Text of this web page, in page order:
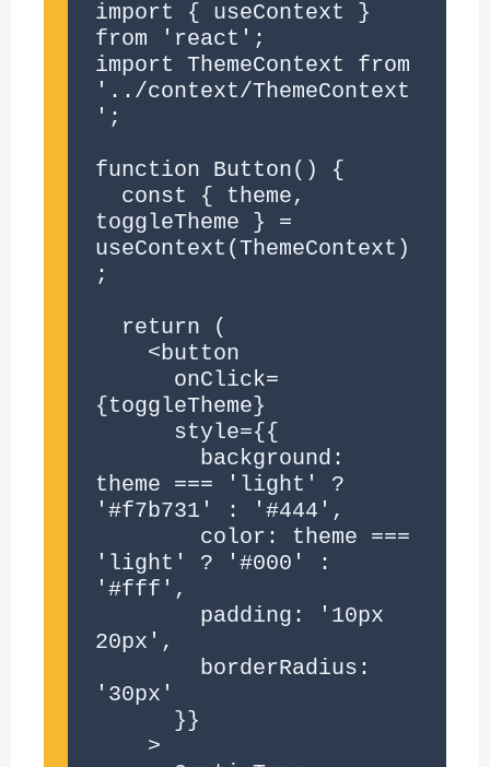
import { useContext }
from 'react';
import ThemeContext from
'../context/ThemeContext
';
function Button() {
toggleTheme } =
useContext(ThemeContext)
;
{toggleTheme}
theme === 'light' ?
'#f7b731' : '#444',
'light' ? '#000' :
'#fff',
20px',
'30px'